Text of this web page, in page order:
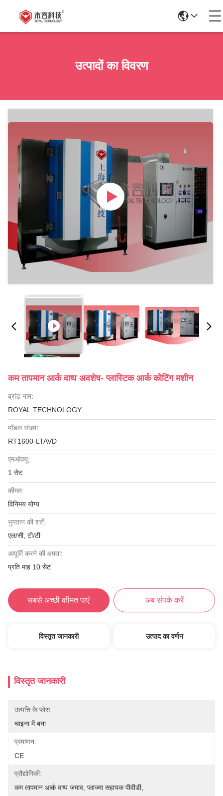
उत्पादों का विवरण
कम तापमान आर्क वाष्प अवशेष- प्लास्टिक आर्क कोटिंग मशीन
ब्रांड नाम:
ROYAL TECHNOLOGY
मॉडल संख्या:
RT1600-LTAVD
एमओक्यू:
1 सेट
कीमत:
विनिमय योग्य
भुगतान की शर्तें:
एल/सी, टी/टी
आपूर्ति करने की क्षमता:
प्रति माह 10 सेट
सबसे अच्छी कीमत पाएं अब संपर्क करें
विस्तृत जानकारी उत्पाद का वर्णन
विस्तृत जानकारी
उत्पत्ति के प्लेस:
चाइना में बना
प्रमाणन:
CE
प्रौद्योगिकी:
कम तापमान आर्क वाष्प जमाव, प्लाज्मा सहायक पीवीडी,